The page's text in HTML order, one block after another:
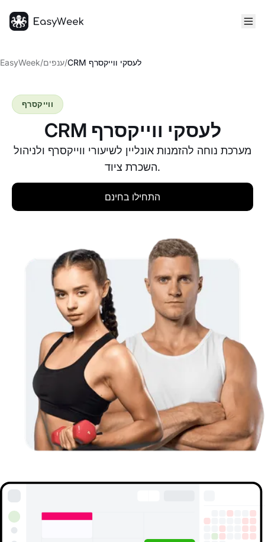
EasyWeek/ענפים/ CRM לעסקי ווייקסרף
CRM לעסקי ווייקסרף
מערכת נוחה להזמנות אונליין לשיעורי ווייקסרף ולניהול
השכרת ציוד.
ווייקסרף
התחילו בחינם